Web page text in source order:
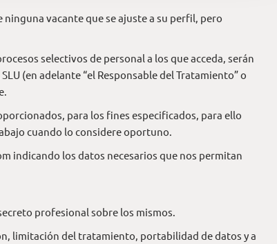
vacante que se ajuste a su perfil, pero
selectivos de personal a los que acceda, serán
(en adelante “el Responsable del Tratamiento” o
para los fines especificados, para ello
cuando lo considere oportuno.
indicando los datos necesarios que nos permitan
profesional sobre los mismos.
limitación del tratamiento, portabilidad de datos y a